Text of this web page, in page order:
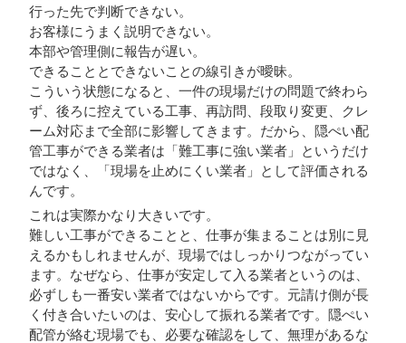
行った先で判断できない。
お客様にうまく説明できない。
本部や管理側に報告が遅い。
できることとできないことの線引きが曖昧。
こういう状態になると、一件の現場だけの問題で終わら
ず、後ろに控えている工事、再訪問、段取り変更、クレ
ーム対応まで全部に影響してきます。だから、隠ぺい配
管工事ができる業者は「難工事に強い業者」というだけ
ではなく、「現場を止めにくい業者」として評価される
んです。
これは実際かなり大きいです。
難しい工事ができることと、仕事が集まることは別に見
えるかもしれませんが、現場ではしっかりつながってい
ます。なぜなら、仕事が安定して入る業者というのは、
必ずしも一番安い業者ではないからです。元請け側が長
く付き合いたいのは、安心して振れる業者です。隠ぺい
配管が絡む現場でも、必要な確認をして、無理があるな